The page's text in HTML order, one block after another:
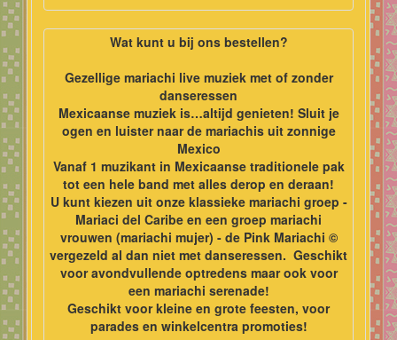
Wat kunt u bij ons bestellen?
Gezellige mariachi live muziek met of zonder
danseressen
Mexicaanse muziek is…altijd genieten! Sluit je
ogen en luister naar de mariachis uit zonnige
Mexico
Vanaf 1 muzikant in Mexicaanse traditionele pak
tot een hele band met alles derop en deraan!
U kunt kiezen uit onze klassieke mariachi groep -
Mariaci del Caribe en een groep mariachi
vrouwen (mariachi mujer) - de Pink Mariachi ©
vergezeld al dan niet met danseressen. Geschikt
vooravondvullende optredens maar ook voor
een mariachi serenade!
Geschikt voor kleine en grote feesten, voor
parades en winkelcentra promoties!